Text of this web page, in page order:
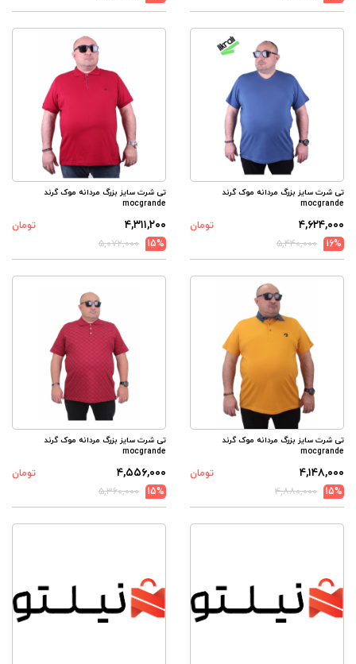
تی شرت سایز بزرگ مردانه موک گرند
mocgrande
۴,۶۲۴,۰۰۰
تومان
16%
۵,۴۴۰,۰۰۰
تی شرت سایز بزرگ مردانه موک گرند
mocgrande
۴,۳۱۱,۲۰۰
تومان
15%
۵,۰۷۲,۰۰۰
تی شرت سایز بزرگ مردانه موک گرند
mocgrande
۴,۱۴۸,۰۰۰
تومان
15%
۴,۸۸۰,۰۰۰
تی شرت سایز بزرگ مردانه موک گرند
mocgrande
۴,۵۵۶,۰۰۰
تومان
15%
۵,۳۶۰,۰۰۰